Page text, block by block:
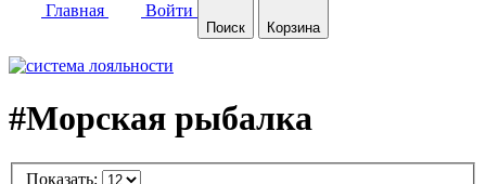
Главная Войти
Поиск Корзина
#Морская рыбалка
Показать: